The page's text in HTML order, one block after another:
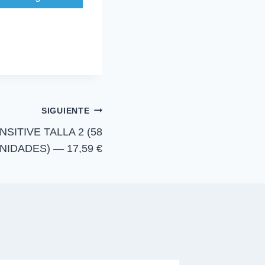
o
SIGUIENTE
TALLA 2 (58
— 17,59 €